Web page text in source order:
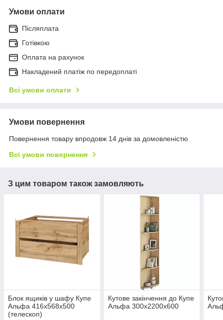
Умови оплати
Післяплата
Готівкою
Оплата на рахунок
Накладений платіж по передоплаті
Всі умови оплати
Умови повернення
Повернення товару впродовж 14 днів за домовленістю
Всі умови повернення
З цим товаром також замовляють
Блок ящиків у шафу Купе
Альфа 416х568х500
(телескоп)
Кутове закінчення до Купе
Альфа 300х2200х600